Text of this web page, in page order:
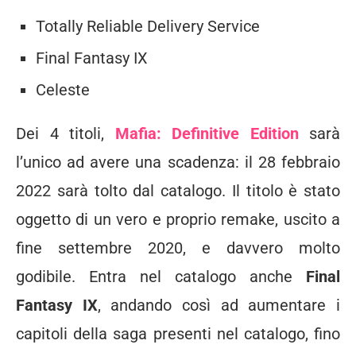
Totally Reliable Delivery Service
Final Fantasy IX
Celeste
Dei 4 titoli, Mafia: Definitive Editionsarà
l’unico ad avere una scadenza: il 28 febbraio
2022 sarà tolto dal catalogo. Il titolo è stato
oggetto di un vero e proprio remake, uscito a
fine settembre 2020, e davvero molto
godibile. Entra nel catalogo anche Final
Fantasy IX, andando così ad aumentare i
capitoli della saga presenti nel catalogo, fino